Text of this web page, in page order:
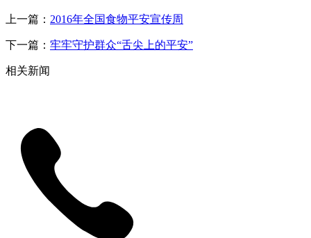
上一篇： 2016年全国食物平安宣传周
下一篇： 牢牢守护群众“舌尖上的平安”
相关新闻